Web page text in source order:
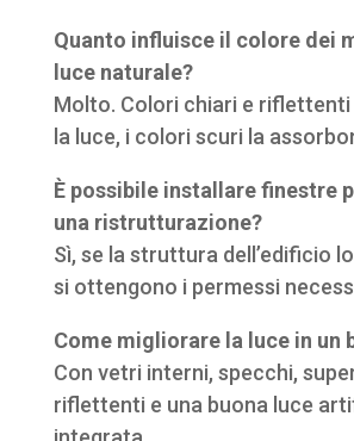
Quanto influisce il colore dei
luce naturale?
Molto. Colori chiari e
la luce, i colori scuri la
È possibile installare finestre
una ristrutturazione?
Sì, se la struttura dell’edificio
si ottengono i permessi
Come migliorare la luce in un
Con vetri interni, specchi,
riflettenti e una buona luce